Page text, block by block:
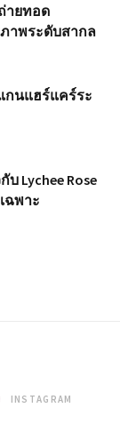
ายทอด
พระดับสากล
กนแฮร์แคร์ระ
Lychee Rose
ฉพาะ
INSTAGRAM